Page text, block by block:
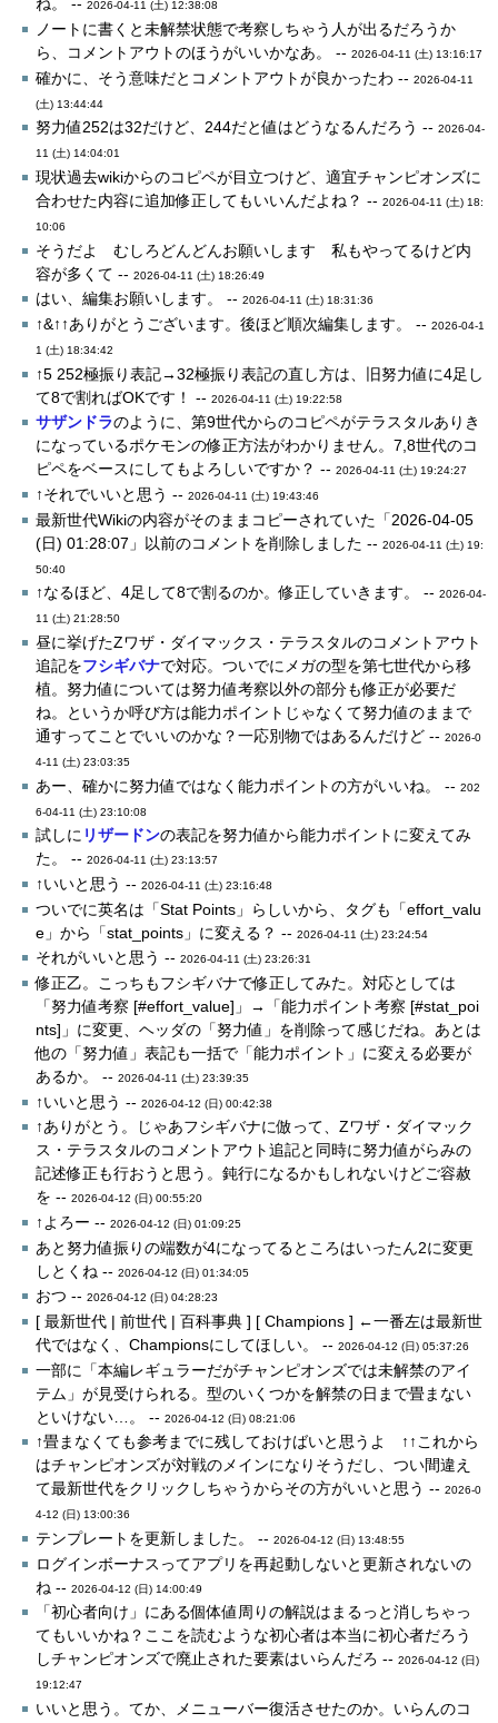
ね。 --2026-04-11 (土) 12:38:08
ノートに書くと未解禁状態で考察しちゃう人が出るだろうか
ら、コメントアウトのほうがいいかなあ。 --2026-04-11 (土) 13:16:17
確かに、そう意味だとコメントアウトが良かったわ --2026-04-11
(土) 13:44:44
努力値252は32だけど、244だと値はどうなるんだろう --2026-04-
11 (土) 14:04:01
現状過去wikiからのコピペが目立つけど、適宜チャンピオンズに
合わせた内容に追加修正してもいいんだよね？ --2026-04-11 (土) 18:
10:06
そうだよ むしろどんどんお願いします 私もやってるけど内
容が多くて --2026-04-11 (土) 18:26:49
はい、編集お願いします。 --2026-04-11 (土) 18:31:36
↑&↑↑ありがとうございます。後ほど順次編集します。 --2026-04-1
1 (土) 18:34:42
↑5 252極振り表記→32極振り表記の直し方は、旧努力値に4足し
て8で割ればOKです！ --2026-04-11 (土) 19:22:58
サザンドラのように、第9世代からのコピペがテラスタルありき
になっているポケモンの修正方法がわかりません。7,8世代のコ
ピペをベースにしてもよろしいですか？ --2026-04-11 (土) 19:24:27
↑それでいいと思う --2026-04-11 (土) 19:43:46
最新世代Wikiの内容がそのままコピーされていた「2026-04-05
(日) 01:28:07」以前のコメントを削除しました --2026-04-11 (土) 19:
50:40
↑なるほど、4足して8で割るのか。修正していきます。 --2026-04-
11 (土) 21:28:50
昼に挙げたZワザ・ダイマックス・テラスタルのコメントアウト
追記をフシギバナで対応。ついでにメガの型を第七世代から移
植。努力値については努力値考察以外の部分も修正が必要だ
ね。というか呼び方は能力ポイントじゃなくて努力値のままで
通すってことでいいのかな？一応別物ではあるんだけど --2026-0
4-11 (土) 23:03:35
あー、確かに努力値ではなく能力ポイントの方がいいね。 --202
6-04-11 (土) 23:10:08
試しに リザードンの表記を努力値から能力ポイントに変えてみ
た。 --2026-04-11 (土) 23:13:57
↑いいと思う --2026-04-11 (土) 23:16:48
ついでに英名は「Stat Points」らしいから、タグも「effort_valu
e」から「stat_points」に変える？ --2026-04-11 (土) 23:24:54
それがいいと思う --2026-04-11 (土) 23:26:31
修正乙。こっちもフシギバナで修正してみた。対応としては
「努力値考察 [#effort_value]」→「能力ポイント考察 [#stat_poi
nts]」に変更、ヘッダの「努力値」を削除って感じだね。あとは
他の「努力値」表記も一括で「能力ポイント」に変える必要が
あるか。 --2026-04-11 (土) 23:39:35
↑いいと思う --2026-04-12 (日) 00:42:38
↑ありがとう。じゃあフシギバナに倣って、Zワザ・ダイマック
ス・テラスタルのコメントアウト追記と同時に努力値がらみの
記述修正も行おうと思う。鈍行になるかもしれないけどご容赦
を --2026-04-12 (日) 00:55:20
↑よろー --2026-04-12 (日) 01:09:25
あと努力値振りの端数が4になってるところはいったん2に変更
しとくね --2026-04-12 (日) 01:34:05
おつ --2026-04-12 (日) 04:28:23
[ 最新世代 | 前世代 | 百科事典 ] [ Champions ] ←一番左は最新世
代ではなく、Championsにしてほしい。 --2026-04-12 (日) 05:37:26
一部に「本編レギュラーだがチャンピオンズでは未解禁のアイ
テム」が見受けられる。型のいくつかを解禁の日まで畳まない
といけない…。 --2026-04-12 (日) 08:21:06
↑畳まなくても参考までに残しておけばいと思うよ ↑↑これから
はチャンピオンズが対戦のメインになりそうだし、つい間違え
て最新世代をクリックしちゃうからその方がいいと思う --2026-0
4-12 (日) 13:00:36
テンプレートを更新しました。 --2026-04-12 (日) 13:48:55
ログインボーナスってアプリを再起動しないと更新されないの
ね --2026-04-12 (日) 14:00:49
「初心者向け」にある個体値周りの解説はまるっと消しちゃっ
てもいいかね？ここを読むような初心者は本当に初心者だろう
しチャンピオンズで廃止された要素はいらんだろ --2026-04-12 (日)
19:12:47
いいと思う。てか、メニューバー復活させたのか。いらんのコ